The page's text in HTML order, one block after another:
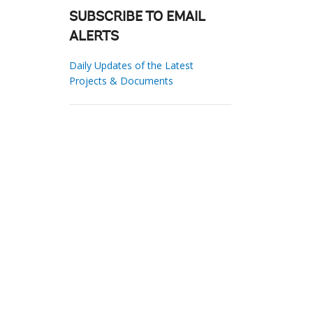
SUBSCRIBE TO EMAIL
ALERTS
Daily Updates of the Latest
Projects & Documents